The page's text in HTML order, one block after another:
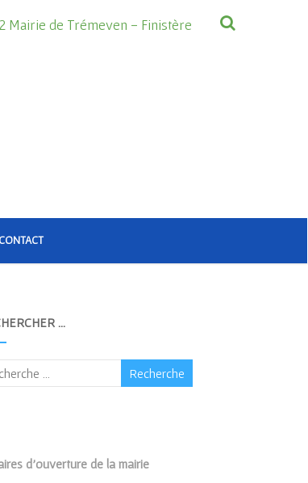
Mairie de Trémeven - Finistère
CONTACT
…
d’ouverture de la mairie